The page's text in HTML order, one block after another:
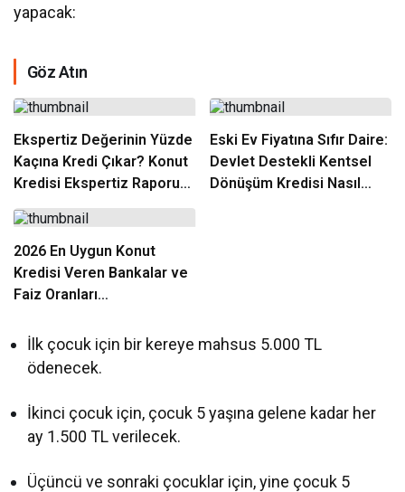
yapacak:
Göz Atın
Ekspertiz Değerinin Yüzde
Kaçına Kredi Çıkar? Konut
Kredisi Ekspertiz Raporu
Rehberi
Eski Ev Fiyatına Sıfır Daire:
Devlet Destekli Kentsel
Dönüşüm Kredisi Nasıl
2026 En Uygun Konut
Kredisi Veren Bankalar ve
Faiz Oranları
İlk çocuk için bir kereye mahsus 5.000 TL
ödenecek.
İkinci çocuk için, çocuk 5 yaşına gelene kadar her
ay 1.500 TL verilecek.
Üçüncü ve sonraki çocuklar için, yine çocuk 5